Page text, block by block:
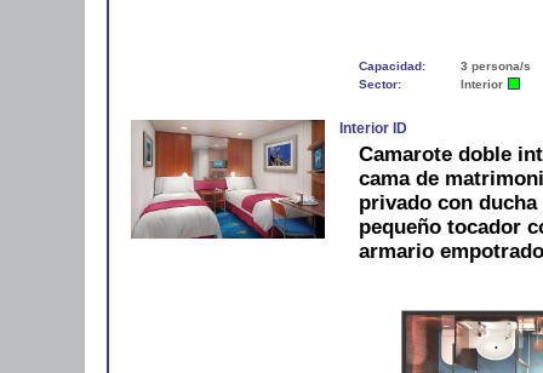
Capacidad:
3 persona/s
Sector:
Interior
Interior ID
Camarote doble
cama de
privado con
pequeño tocador
armario